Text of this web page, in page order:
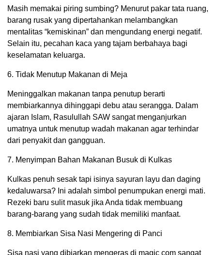
Masih memakai piring sumbing? Menurut pakar tata ruang,
barang rusak yang dipertahankan melambangkan
mentalitas “kemiskinan” dan mengundang energi negatif.
Selain itu, pecahan kaca yang tajam berbahaya bagi
keselamatan keluarga.
6. Tidak Menutup Makanan di Meja
Meninggalkan makanan tanpa penutup berarti
membiarkannya dihinggapi debu atau serangga. Dalam
ajaran Islam, Rasulullah SAW sangat menganjurkan
umatnya untuk menutup wadah makanan agar terhindar
dari penyakit dan gangguan.
7. Menyimpan Bahan Makanan Busuk di Kulkas
Kulkas penuh sesak tapi isinya sayuran layu dan daging
kedaluwarsa? Ini adalah simbol penumpukan energi mati.
Rezeki baru sulit masuk jika Anda tidak membuang
barang-barang yang sudah tidak memiliki manfaat.
8. Membiarkan Sisa Nasi Mengering di Panci
Sisa nasi yang dibiarkan mengeras di magic com sangat